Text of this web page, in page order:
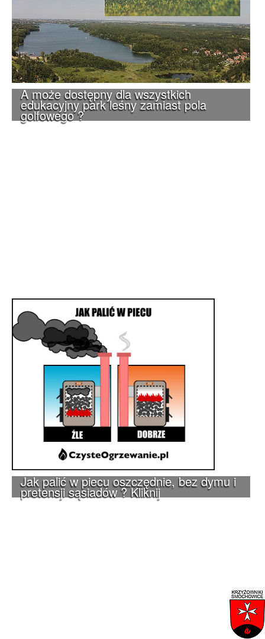
A może dostępny dla wszystkich
edukacyjny park leśny zamiast pola
golfowego ?
Jak palić w piecu oszczędnie, bez dymu i
pretensji sąsiadów ? Kliknij